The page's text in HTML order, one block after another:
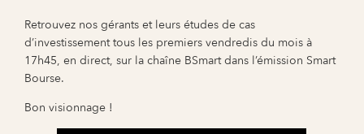
Retrouvez nos gérants et leurs études de cas
d’investissement tous les premiers vendredis du mois à
17h45, en direct, sur la chaîne BSmart dans l’émission Smart
Bourse.
Bon visionnage !